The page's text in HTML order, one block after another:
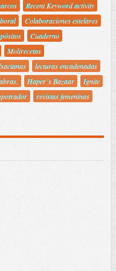
Recent Keyword activity
Colaboraciones estelares
Cuaderno
Molirecetas
lecturas encadenadas
Haper´s Bazaar
Ignite
revistas femeninas